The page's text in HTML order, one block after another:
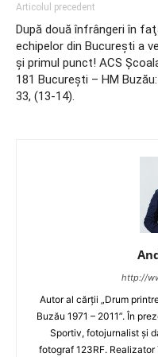
Articolul precedent
După două înfrângeri în
echipelor din Bucureşti a
şi primul punct! ACS
181 Bucureşti – HM
33, (13-14).
http://
Autor al cărţii „Drum
Buzău 1971 – 2011”. În
Sportiv, fotojurnalist şi
fotograf 123RF.